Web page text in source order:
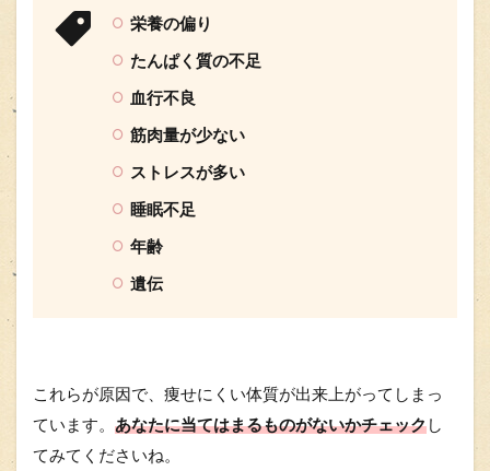
栄養の偏り
たんぱく質の不足
血行不良
筋肉量が少ない
ストレスが多い
睡眠不足
年齢
遺伝
これらが原因で、痩せにくい体質が出来上がってしまっ
ています。 あなたに当てはまるものがないかチェックし
てみてくださいね。